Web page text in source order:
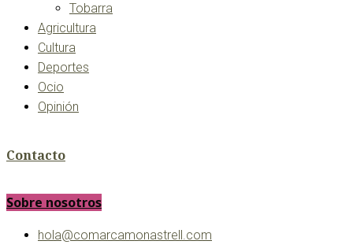
Tobarra
Agricultura
Cultura
Deportes
Ocio
Opinión
Contacto
Sobre nosotros
hola@comarcamonastrell.com